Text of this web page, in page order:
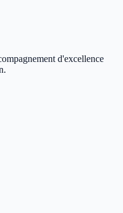
d'excellence